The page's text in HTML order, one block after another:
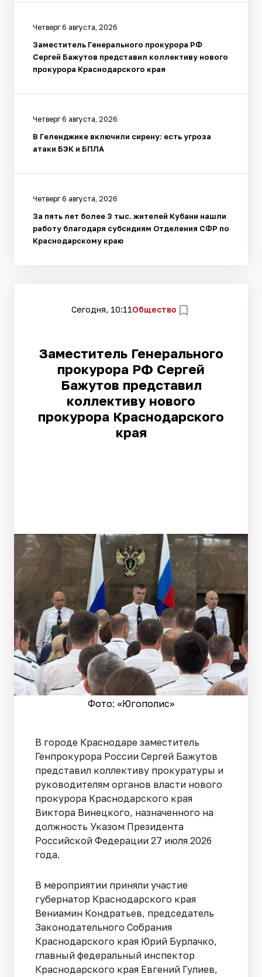
Четверг 6 августа, 2026
Заместитель Генерального прокурора РФ
Сергей Бажутов представил коллективу нового
прокурора Краснодарского края
Четверг 6 августа, 2026
В Геленджике включили сирену: есть угроза
атаки БЭК и БПЛА
Четверг 6 августа, 2026
За пять лет более 3 тыс. жителей Кубани нашли
работу благодаря субсидиям Отделения СФР по
Краснодарскому краю
Сегодня, 10:11Общество
Заместитель Генерального
прокурора РФ Сергей
Бажутов представил
коллективу нового
прокурора Краснодарского
края
Фото: «Югополис»
В городе Краснодаре заместитель
Генпрокурора России Сергей Бажутов
представил коллективу прокуратуры и
руководителям органов власти нового
прокурора Краснодарского края
Виктора Винецкого, назначенного на
должность Указом Президента
Российской Федерации 27 июля 2026
года.
В мероприятии приняли участие
губернатор Краснодарского края
Вениамин Кондратьев, председатель
Законодательного Собрания
Краснодарского края Юрий Бурлачко,
главный федеральный инспектор
Краснодарского края Евгений Гулиев,